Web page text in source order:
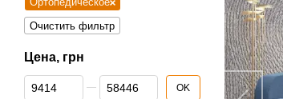
Очистить фильтр
Цена, грн
От Цена, грн
До Цена, грн OK